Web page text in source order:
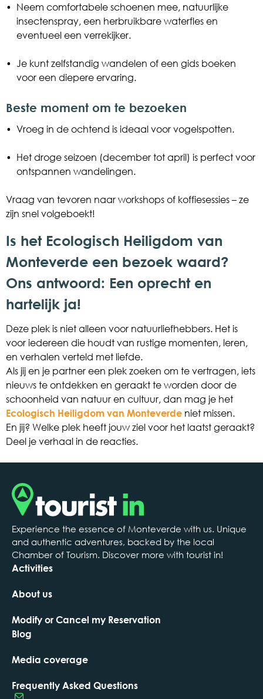
• Neem comfortabele schoenen mee, natuurlijke
insectenspray, een herbruikbare waterfles en
eventueel een verrekijker.
• Je kunt zelfstandig wandelen of een gids boeken
voor een diepere ervaring.
Beste moment om te bezoeken
• Vroeg in de ochtend is ideaal voor vogelspotten.
• Het droge seizoen (december tot april) is perfect voor
ontspannen wandelingen.
Vraag van tevoren naar workshops of koffiesessies – ze
zijn snel volgeboekt!
Is het Ecologisch Heiligdom van
Monteverde een bezoek waard?
Ons antwoord: Een oprecht en
hartelijk ja!
Deze plek is niet alleen voor natuurliefhebbers. Het is
voor iedereen die houdt van rustige momenten, leren,
en verhalen verteld met liefde.
Als jij en je partner een plek zoeken om te vertragen, iets
nieuws te ontdekken en geraakt te worden door de
schoonheid van natuur en cultuur, dan mag je het
Ecologisch Heiligdom van Monteverde niet missen.
En jij? Welke plek heeft jouw ziel voor het laatst geraakt?
Deel je verhaal in de reacties.
Experience the essence of Monteverde with us. Unique
and authentic adventures, backed by the local
Chamber of Tourism. Discover more with tourist in!
Activities
About us
Modify or Cancel my Reservation
Blog
Media coverage
Frequently Asked Questions